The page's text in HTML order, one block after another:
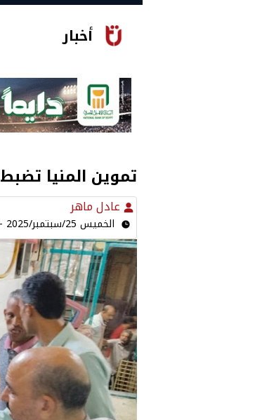
أخبار
تموين المنيا تضبط 308 مخالفات بالمخابز والأسواق والمحطات
عادل ماهر
الخميس 25/سبتمبر/2025 - 10:18 ص